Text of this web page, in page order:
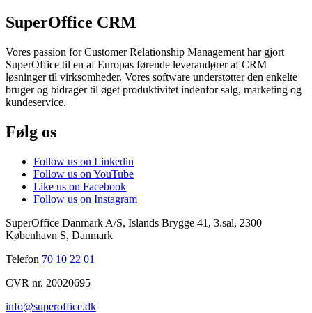
SuperOffice CRM
Vores passion for Customer Relationship Management har gjort
SuperOffice til en af Europas førende leverandører af CRM
løsninger til virksomheder. Vores software understøtter den enkelte
bruger og bidrager til øget produktivitet indenfor salg, marketing og
kundeservice.
Følg os
Follow us on Linkedin
Follow us on YouTube
Like us on Facebook
Follow us on Instagram
SuperOffice Danmark A/S, Islands Brygge 41, 3.sal, 2300
København S, Danmark
Telefon 70 10 22 01
CVR nr. 20020695
info@superoffice.dk